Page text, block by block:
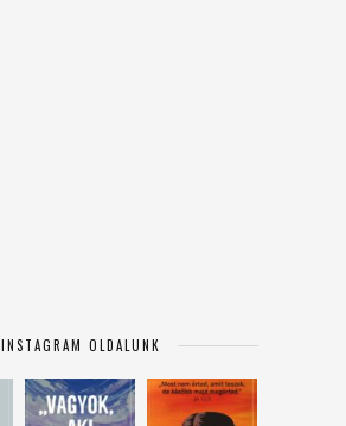
INSTAGRAM OLDALUNK